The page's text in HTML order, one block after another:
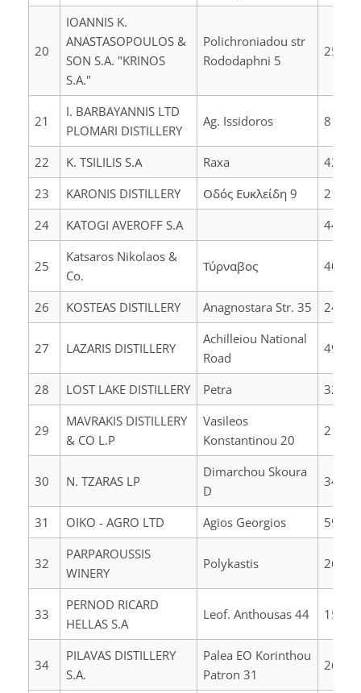
20
IOANNIS K.
ANASTASOPOULOS &
SON S.A. "KRINOS
S.A."
Polichroniadou str
Rododaphni 5
25100
21
I. BARBAYANNIS LTD
PLOMARI DISTILLERY
Ag. Issidoros 81200
22 K. TSILILIS S.Α Raxa
42100
23
KARONIS DISTILLERY Οδός Ευκλείδη 9
21100
24
KATOGI AVEROFF S.A 44200
25
Katsaros Nikolaos &
Co.
Τύρναβος 40100
26 KOSTEAS DISTILLERY Anagnostara Str. 35 24100
27 LAZARIS DISTILLERY
Achilleiou National
Road
49084
28 LOST LAKE DISTILLERY Petra 32001
29
MAVRAKIS DISTILLERY
& CO L.P
Vasileos
Konstantinou 20
21231
30 N. TZARAS LP
Dimarchou Skoura
D
34100
31 OIKO - AGRO LTD Agios Georgios 59100
32
PARPAROUSSIS
WINERY
Polykastis 26442
33
PERNOD RICARD
HELLAS S.A
Leof. Anthousas 44 15351
34
PILAVAS DISTILLERY
S.A.
Palea EO Korinthou
Patron 31
26505